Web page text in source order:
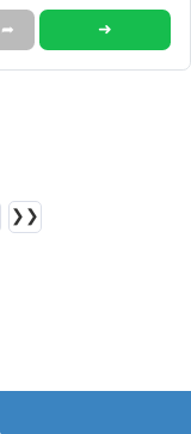
➦ ➜
❯❯